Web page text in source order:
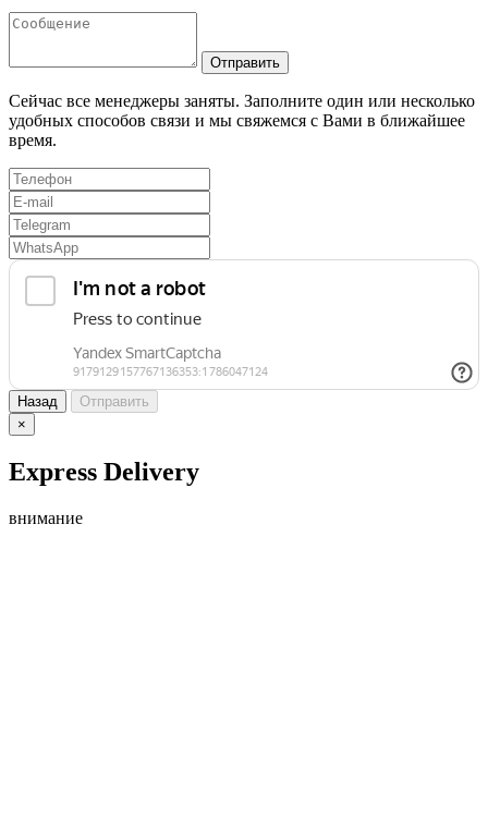
Отправить
Сейчас все менеджеры заняты. Заполните один или несколько
удобных способов связи и мы свяжемся с Вами в ближайшее
время.
Назад
Отправить
×
Express Delivery
внимание